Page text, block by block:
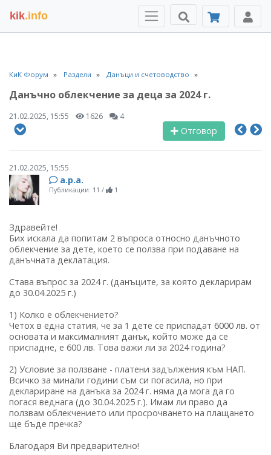
kik.info
КиК Форум Раздели Данъци и счетоводство
Данъчно облекчение за деца за 2024 г.
21.02.2025, 15:55 1626 4
Отговор
21.02.2025, 15:55
a.p.a.
Публикации: 11 / 1
Здравейте!
Бих искала да попитам 2 въпроса относно данъчното
облекчение за дете, което се ползва при подаване на
данъчната деклатация.
Става въпрос за 2024 г. (данъците, за която декларирам
до 30.04.2025 г.)
1) Колко е облекчението?
Четох в една статия, че за 1 дете се приспадат 6000 лв. от
основата и максималният данък, който може да се
приспадне, е 600 лв. Това важи ли за 2024 година?
2) Условие за ползване - платени задължения към НАП.
Всичко за минали години съм си погасила, но при
деклариране на данъка за 2024 г. няма да мога да го
погася веднага (до 30.04.2025 г.). Имам ли право да
ползвам облекчението или просрочването на плащането
ще бъде пречка?
Благодаря Ви предварително!